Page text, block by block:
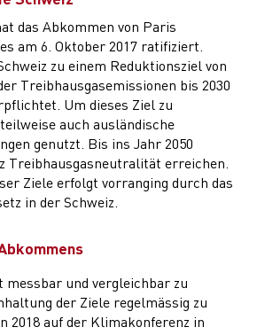
das Abkommen von Paris
am 6. Oktober 2017 ratifiziert.
zu einem Reduktionsziel von
Treibhausgasemissionen bis 2030
Um dieses Ziel zu
auch ausländische
genutzt. Bis ins Jahr 2050
Treibhausgasneutralität erreichen.
Ziele erfolgt vorranging durch das
in der Schweiz.
und vergleichbar zu
der Ziele regelmässig zu
2018 auf der Klimakonferenz in